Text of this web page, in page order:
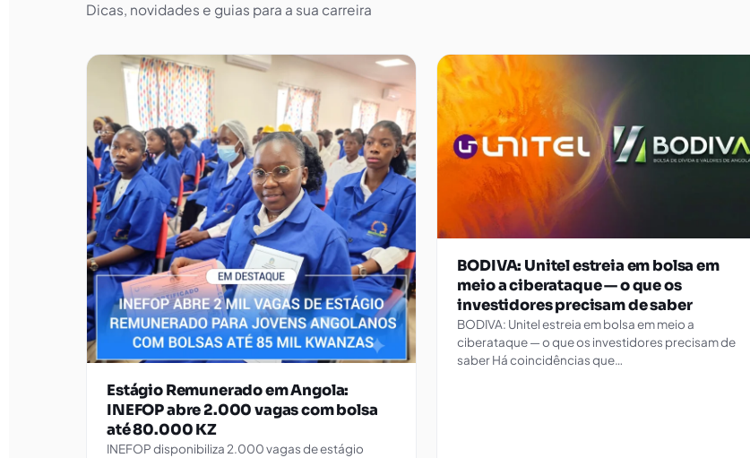
Dicas, novidades e guias para a sua carreira
Estágio Remunerado em Angola:
INEFOP abre 2.000 vagas com bolsa
até 80.000 KZ
INEFOP disponibiliza 2.000 vagas de estágio
BODIVA: Unitel estreia em bolsa em
meio a ciberataque — o que os
investidores precisam de saber
BODIVA: Unitel estreia em bolsa em meio a
ciberataque — o que os investidores precisam de
saber Há coincidências que…